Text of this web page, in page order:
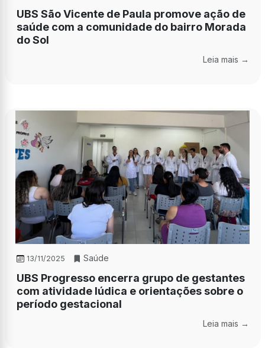
UBS São Vicente de Paula promove ação de
saúde com a comunidade do bairro Morada
do Sol
Leia mais →
13/11/2025 Saúde
UBS Progresso encerra grupo de gestantes
com atividade lúdica e orientações sobre o
período gestacional
Leia mais →